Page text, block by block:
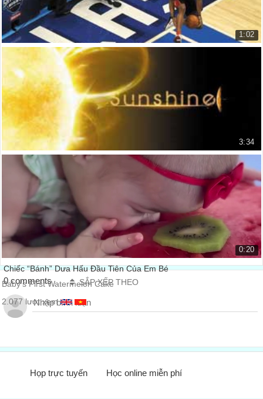
1:02
Israel áp dụng công nghệ 3D trong truyền hình ...
Israeli start-up brings 3D techn...
10.548 lượt xem
3:34
Bề mặt của mặt trời
The surface of the sun
8.338 lượt xem
0:20
Chiếc “Bánh” Dưa Hấu Đầu Tiên Của Em Bé
Baby's First Watermelon Cake
2.077 lượt xem
0 comments SẮP XẾP THEO
Họp trực tuyến Học online miễn phí